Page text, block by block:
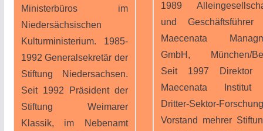
Ministerbüros im
Niedersächsischen
Kulturministerium. 1985-
1992 Generalsekretär der
Stiftung Niedersachsen.
Seit 1992 Präsident der
Stiftung Weimarer
Klassik, im Nebenamt
1989
und Geschäftsführer
Maecenata
GmbH, München/
Seit 1997 Direktor
Maecenata
Dritter-Sektor-
Vorstand mehrer